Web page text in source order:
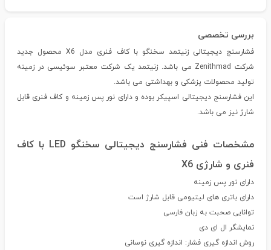
بررسی تخصصی
فشارسنج دیجیتالی زنیتمد سخنگو با کاف فنری مدل X6 محصول جدید
شرکت Zenithmad می باشد. زنیتمد یک شرکت معتبر سوئیسی در زمینه
تولید محصولات پزشکی و بهداشتی می باشد.
این فشارسنج دیجیتالی اسپیکر بوده و دارای نور پس زمینه و کاف فنری قابل
شارژ نیز می باشد.
مشخصات فنی فشارسنج دیجیتالی سخنگو LED با کاف
فنری و شارژی X6
دارای نور پس زمینه
دارای باتری های لیتیومی قابل شارژ است
توانایی صحبت به زبان فارسی
نمایشگر ال ای دی
روش اندازه گیری فشار: اندازه گیری نوسانی